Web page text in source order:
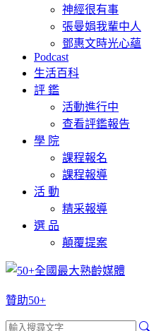
神經很有事
張曼娟我輩中人
鄧惠文時光心蘊
Podcast
生活百科
評 鑑
活動進行中
查看評鑑報告
學 院
課程報名
課程報導
活 動
精采報導
選 品
顛覆提案
贊助50+